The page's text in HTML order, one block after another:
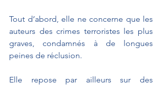
Tout d’abord, elle ne concerne que les
auteurs des crimes terroristes les plus
graves, condamnés à de longues
peines de réclusion.
Elle repose par ailleurs sur des